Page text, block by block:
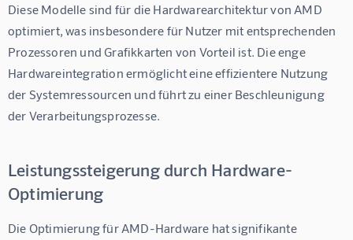
Diese Modelle sind für die Hardwarearchitektur von AMD
optimiert, was insbesondere für Nutzer mit entsprechenden
Prozessoren und Grafikkarten von Vorteil ist. Die enge
Hardwareintegration ermöglicht eine effizientere Nutzung
der Systemressourcen und führt zu einer Beschleunigung
der Verarbeitungsprozesse.
Leistungssteigerung durch Hardware-
Optimierung
Die Optimierung für AMD-Hardware hat signifikante